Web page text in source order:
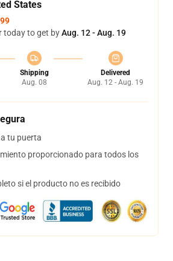
States
today to get byAug. 12 - Aug. 19
Shipping
Aug. 08
Delivered
Aug. 12 - Aug. 19
tu puerta
proporcionado para todos los
si el producto no es recibido